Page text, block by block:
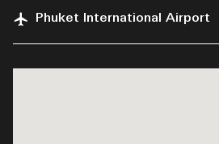
Phuket International Airport